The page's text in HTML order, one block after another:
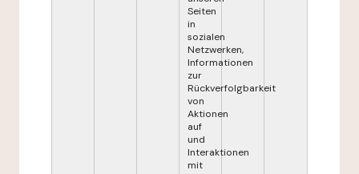
Seiten
in
sozialen
Netzwerken,
Informationen
zur
Rückverfolgbarkeit
von
Aktionen
auf
und
Interaktionen
mit